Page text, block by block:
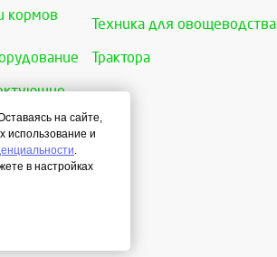
кормов
Техника для овощеводства
Трактора
на сайте,
использование и
.
в настройках